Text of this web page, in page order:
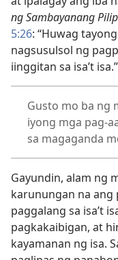
ng Sambayanang
5:26: “Huwag
nagsusulsol ng
iinggitan sa isa’t isa.”
Gusto mo ba ng
iyong mga pag-
sa magaganda
Gayundin, alam ng
karunungan na
paggalang sa isa’t
pagkakaibigan, at
kayamanan ng isa.